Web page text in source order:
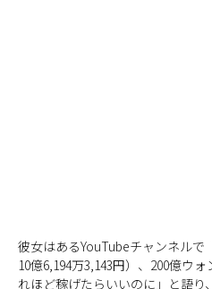
彼女はあるYouTubeチャンネルで
10億6,194万3,143円）、200億ウ
れほど稼げたらいいのに」と語